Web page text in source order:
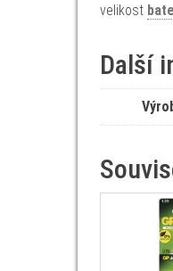
velikost
Další